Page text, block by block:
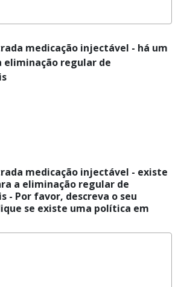
*
medicação injectável - há um
eliminação regular de
medicação injectável - existe
a eliminação regular de
- Por favor, descreva o seu
se existe uma política em